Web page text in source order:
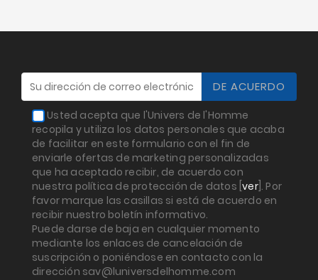
Usted acepta que l'Univers de l'Homme
recopila y utiliza los datos personales que acaba
de facilitar en este formulario con el fin de
enviarle ofertas de marketing personalizadas
que ha aceptado recibir, de acuerdo con
nuestra política de protección de datos [ver]. Por
favor marque las casillas si está de acuerdo en
recibir nuestro boletín informativo.
Puede darse de baja en cualquier momento
mediante los enlaces de cancelación de
suscripción o poniéndose en contacto con la
dirección sav@luniversdelhomme.com